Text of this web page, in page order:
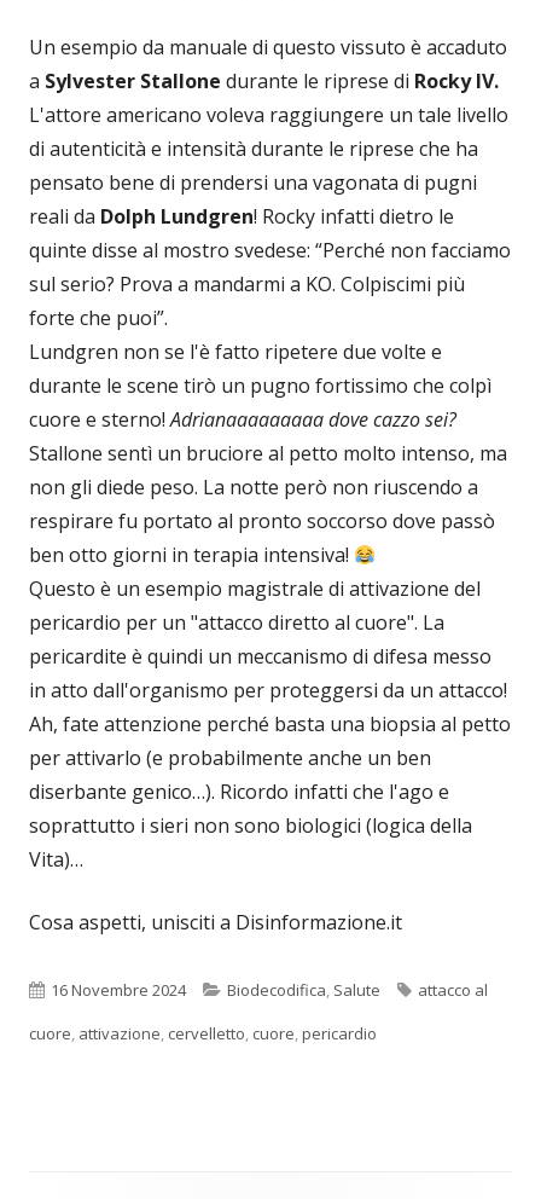
Un esempio da manuale di questo vissuto è accaduto
a Sylvester Stallone durante le riprese di Rocky IV.
L'attore americano voleva raggiungere un tale livello
di autenticità e intensità durante le riprese che ha
pensato bene di prendersi una vagonata di pugni
reali da Dolph Lundgren! Rocky infatti dietro le
quinte disse al mostro svedese: “Perché non facciamo
sul serio? Prova a mandarmi a KO. Colpiscimi più
forte che puoi”.
Lundgren non se l'è fatto ripetere due volte e
durante le scene tirò un pugno fortissimo che colpì
cuore e sterno!Adrianaaaaaaaaa dove cazzo sei?
Stallone sentì un bruciore al petto molto intenso, ma
non gli diede peso. La notte però non riuscendo a
respirare fu portato al pronto soccorso dove passò
ben otto giorni in terapia intensiva!
Questo è un esempio magistrale di attivazione del
pericardio per un "attacco diretto al cuore". La
pericardite è quindi un meccanismo di difesa messo
in atto dall'organismo per proteggersi da un attacco!
Ah, fate attenzione perché basta una biopsia al petto
per attivarlo (e probabilmente anche un ben
diserbante genico…). Ricordo infatti che l'ago e
soprattutto i sieri non sono biologici (logica della
Vita)…
Cosa aspetti, unisciti a Disinformazione.it
Pubblicato
16 Novembre 2024 Categorie
Biodecodifica, Salute Tag
attacco al
cuore, attivazione, cervelletto, cuore,pericardio